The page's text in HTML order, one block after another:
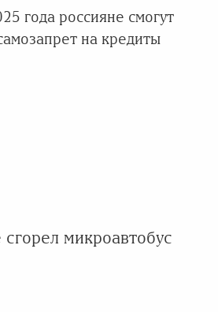
года россияне смогут
на кредиты
микроавтобус